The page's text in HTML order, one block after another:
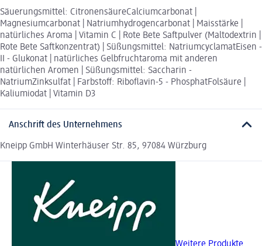
Säuerungsmittel: CitronensäureCalciumcarbonat |
Magnesiumcarbonat | Natriumhydrogencarbonat | Maisstärke |
natürliches Aroma | Vitamin C | Rote Bete Saftpulver (Maltodextrin |
Rote Bete Saftkonzentrat) | Süßungsmittel: NatriumcyclamatEisen -
II - Glukonat | natürliches Gelbfruchtaroma mit anderen
natürlichen Aromen | Süßungsmittel: Saccharin -
NatriumZinksulfat | Farbstoff: Riboflavin-5 - PhosphatFolsäure |
Kaliumiodat | Vitamin D3
Anschrift des Unternehmens
Kneipp GmbH Winterhäuser Str. 85, 97084 Würzburg